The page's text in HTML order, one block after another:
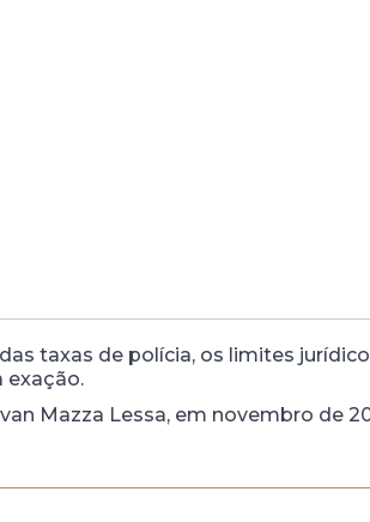
taxas de polícia, os limites
exação.
Mazza Lessa, em novembro de